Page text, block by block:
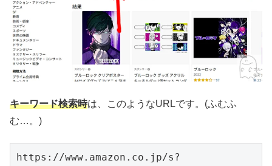
キーワード検索時は、このようなURLです。(ふむふ
む…。)
https://www.amazon.co.jp/s?